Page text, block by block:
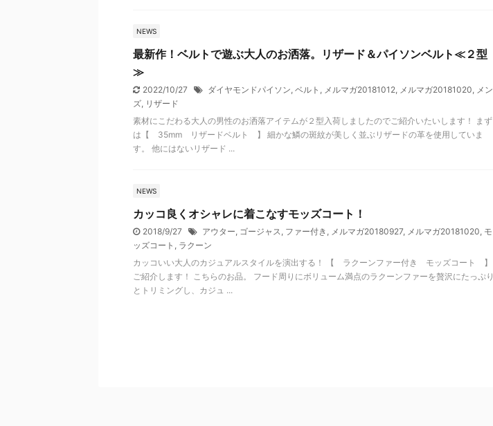
NEWS
最新作！ベルトで遊ぶ大人のお洒落。リザード＆パイソンベルト≪２型
≫
2022/10/27 ダイヤモンドパイソン, ベルト , メルマガ20181012, メルマガ20181020, メン
ズ, リザード
素材にこだわる大人の男性のお洒落アイテムが２型入荷しましたのでご紹介いたいします！ まず
は【 35mm リザードベルト 】 細かな鱗の斑紋が美しく並ぶリザードの革を使用していま
す。 他にはないリザード ...
NEWS
カッコ良くオシャレに着こなすモッズコート！
2018/9/27 アウター, ゴージャス, ファー付き , メルマガ20180927, メルマガ20181020, モ
ッズコート , ラクーン
カッコいい大人のカジュアルスタイルを演出する！ 【 ラクーンファー付き モッズコート 】
ご紹介します！ こちらのお品。 フード周りにボリューム満点のラクーンファーを贅沢にたっぷり
とトリミングし、カジュ ...